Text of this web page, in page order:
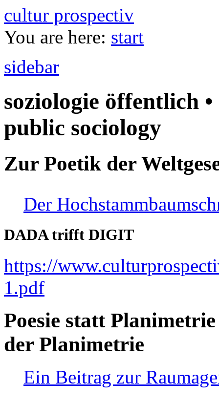
cultur prospectiv
You are here: start
sidebar
soziologie öffentlich
public sociology
Zur Poetik der
Der
DADA trifft DIGIT
https://
1.pdf
Poesie statt
der Planimetrie
Ein Beitrag zur